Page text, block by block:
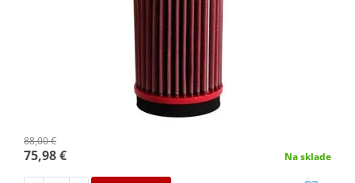
88,00 €
75,98 € Na sklade